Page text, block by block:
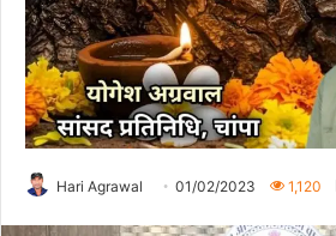
Hari Agrawal 01/02/2023 1,120